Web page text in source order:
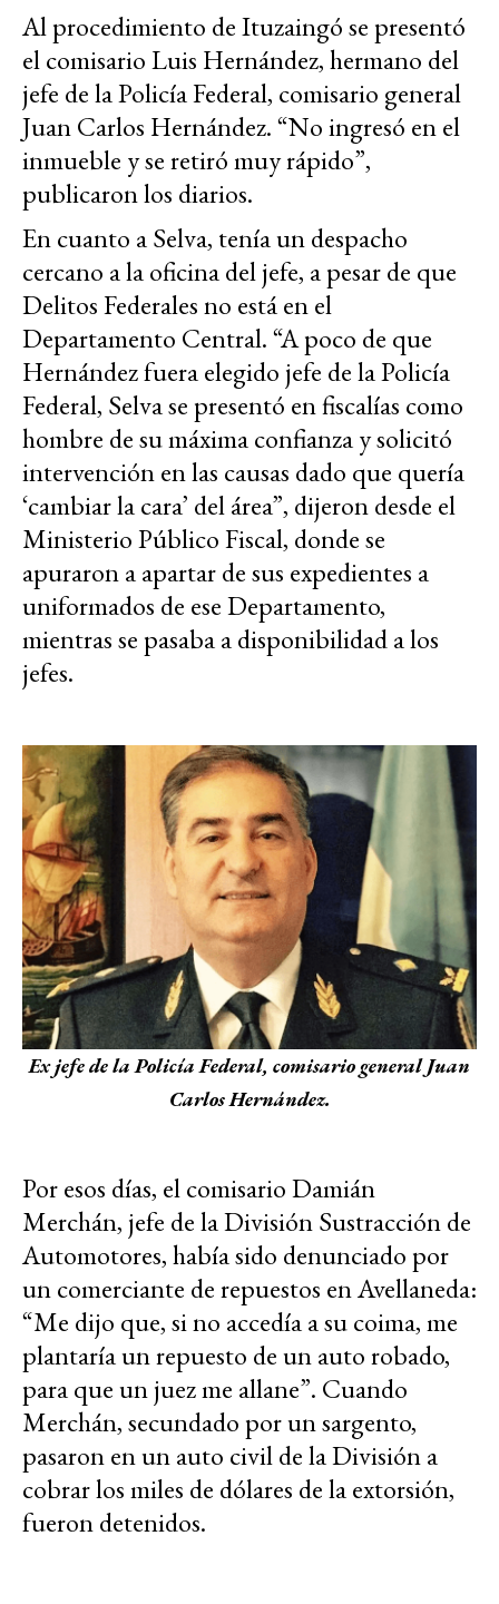
Al procedimiento de Ituzaingó se presentó
el comisario Luis Hernández, hermano del
jefe de la Policía Federal, comisario general
Juan Carlos Hernández. “No ingresó en el
inmueble y se retiró muy rápido”,
publicaron los diarios.
En cuanto a Selva, tenía un despacho
cercano a la oficina del jefe, a pesar de que
Delitos Federales no está en el
Departamento Central. “A poco de que
Hernández fuera elegido jefe de la Policía
Federal, Selva se presentó en fiscalías como
hombre de su máxima confianza y solicitó
intervención en las causas dado que quería
‘cambiar la cara’ del área”, dijeron desde el
Ministerio Público Fiscal, donde se
apuraron a apartar de sus expedientes a
uniformados de ese Departamento,
mientras se pasaba a disponibilidad a los
jefes.
Ex jefe de la Policía Federal, comisario general Juan
Carlos Hernández.
Por esos días, el comisario Damián
Merchán, jefe de la División Sustracción de
Automotores, había sido denunciado por
un comerciante de repuestos en Avellaneda:
“Me dijo que, si no accedía a su coima, me
plantaría un repuesto de un auto robado,
para que un juez me allane”. Cuando
Merchán, secundado por un sargento,
pasaron en un auto civil de la División a
cobrar los miles de dólares de la extorsión,
fueron detenidos.